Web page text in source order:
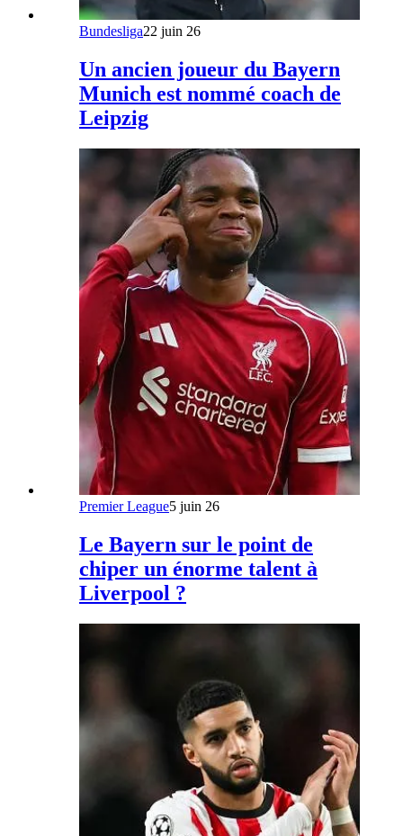
Bundesliga22 juin 26
Un ancien joueur du Bayern
Munich est nommé coach de
Leipzig
Premier League5 juin 26
Le Bayern sur le point de
chiper un énorme talent à
Liverpool ?